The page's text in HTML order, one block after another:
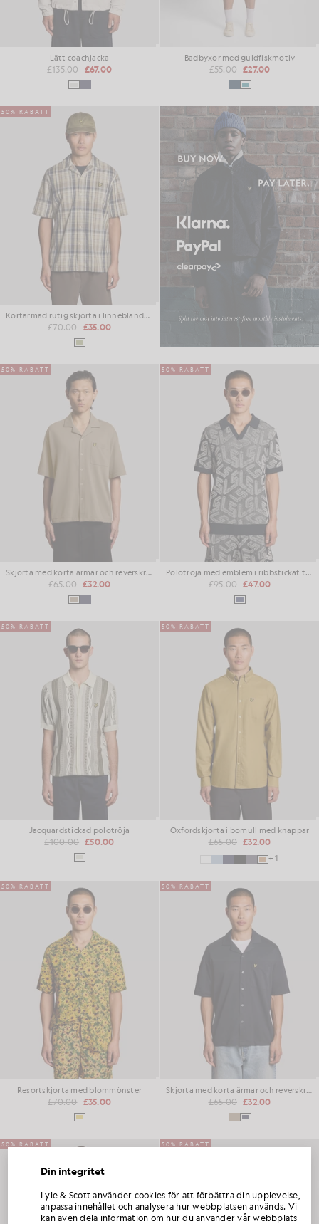
Lätt coachjacka
£135.00 £67.00
Badbyxor med guldfiskmotiv
£55.00 £27.00
50% RABATT
Kortärmad rutig skjorta i linneblandning
£70.00 £35.00
50% RABATT
Skjorta med korta ärmar och reverskrage
£65.00 £32.00
50% RABATT
Polotröja med emblem i ribbstickat tyg
£95.00 £47.00
50% RABATT
Jacquardstickad polotröja
£100.00 £50.00
50% RABATT
Oxfordskjorta i bomull med knappar
£65.00 £32.00
+1
50% RABATT
Resortskjorta med blommönster
£70.00 £35.00
50% RABATT
Skjorta med korta ärmar och reverskrage
£65.00 £32.00
50% RABATT 50% RABATT
Din integritet
Lyle & Scott använder cookies för att förbättra din upplevelse,
anpassa innehållet och analysera hur webbplatsen används. Vi
kan även dela information om hur du använder vår webbplats
BESTÄLLNING